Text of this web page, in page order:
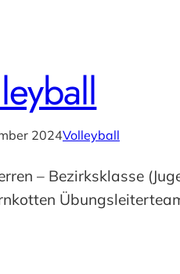
2024Volleyball
– Bezirksklasse